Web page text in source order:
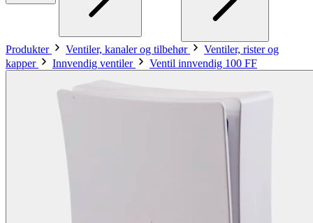
Produkter Ventiler, kanaler og tilbehør
Ventiler, rister og
kapper
Innvendig ventiler Ventil innvendig 100 FF